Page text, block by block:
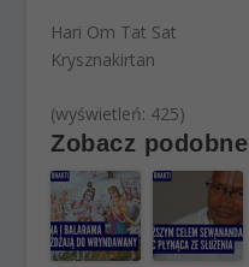
Hari Om Tat Sat
Krysznakirtan
(wyświetleń: 425)
Zobacz podobne